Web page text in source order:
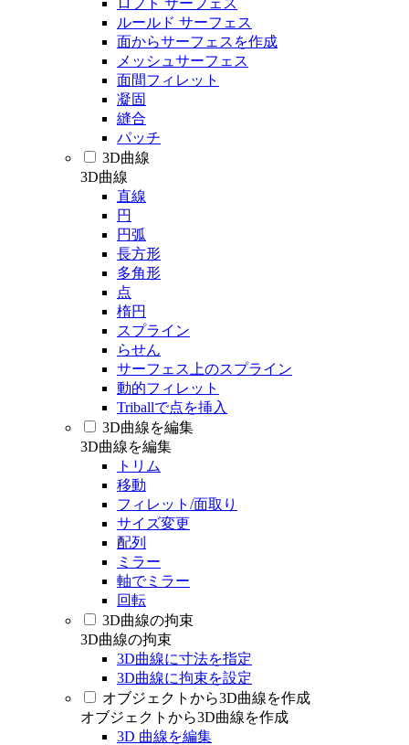
ロフト サーフェス
ルールド サーフェス
面からサーフェスを作成
メッシュサーフェス
面間フィレット
凝固
縫合
パッチ
3D曲線
3D曲線
直線
円
円弧
長方形
多角形
点
楕円
スプライン
らせん
サーフェス上のスプライン
動的フィレット
Triballで点を挿入
3D曲線を編集
3D曲線を編集
トリム
移動
フィレット/面取り
サイズ変更
配列
ミラー
軸でミラー
回転
3D曲線の拘束
3D曲線の拘束
3D曲線に寸法を指定
3D曲線に拘束を設定
オブジェクトから3D曲線を作成
オブジェクトから3D曲線を作成
3D 曲線を編集